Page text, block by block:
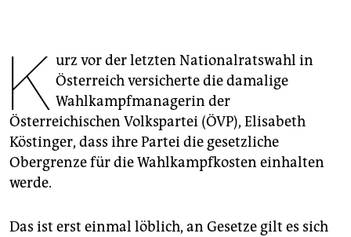
unterstützen
abo
genossenschaft
epaper login
K urz vor der letzten Nationalratswahl in
Österreich versicherte die damalige
Wahlkampfmanagerin der
Österreichischen Volkspartei (ÖVP), Elisabeth
Köstinger, dass ihre Partei die gesetzliche
Obergrenze für die Wahlkampfkosten einhalten
werde.
Das ist erst einmal löblich, an Gesetze gilt es sich